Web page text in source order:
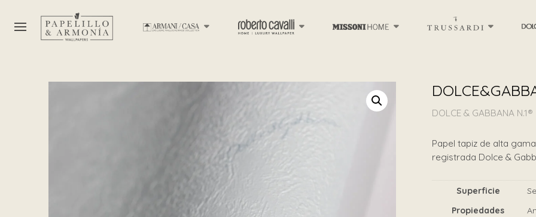
DOLCE & GABBANA N.1®
Papel tapiz de alta
registrada Dolce &
Superficie
Propiedades